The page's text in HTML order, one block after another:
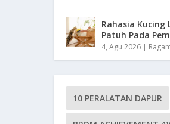
Rahasia Kucing
Patuh Pada
4, Agu 2026 |
10 PERALATAN DAPUR